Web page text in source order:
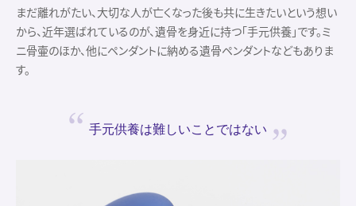
まだ離れがたい、大切な人が亡くなった後も共に生きたいという想い
から、近年選ばれているのが、遺骨を身近に持つ「手元供養」です。ミ
ニ骨壷のほか、他にペンダントに納める遺骨ペンダントなどもありま
す。
手元供養は難しいことではない